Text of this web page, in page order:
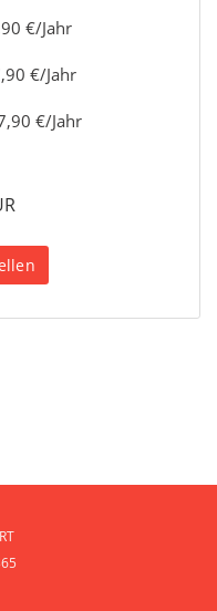
€/Jahr
€/Jahr
€/Jahr